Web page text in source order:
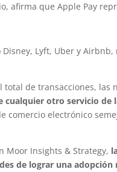
afirma que Apple Pay
Lyft, Uber y
de transacciones, las
cualquier otro servicio de
comercio electrónico
Moor Insights & Strategy,
de lograr una adopción